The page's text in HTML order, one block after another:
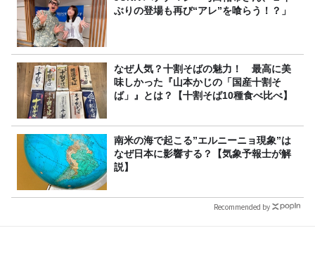
ぶりの登場も再び“アレ”を喰らう！？」
なぜ人気？十割そばの魅力！ 最高に美
味しかった『山本かじの「国産十割そ
ば」』とは？【十割そば10種食べ比べ】
南米の海で起こる”エルニーニョ現象”は
なぜ日本に影響する？【気象予報士が解
説】
Recommended by